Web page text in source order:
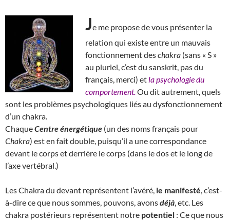
Je me propose de vous présenter la
relation qui existe entre un mauvais
fonctionnement deschakra (sans « S »
au pluriel, c’est du sanskrit, pas du
français, merci) et la psychologie du
comportement. Ou dit autrement, quels
sont les problèmes psychologiques liés au dysfonctionnement
d’un chakra.
ChaqueCentre énergétique (un des noms français pour
Chakra) est en fait double, puisqu’il a une correspondance
devant le corps et derrière le corps (dans le dos et le long de
l’axe vertébral.)
Les Chakra du devant représentent l’avéré, le manifesté , c’est-
à-dire ce que nous sommes, pouvons, avonsdéjà , etc. Les
chakra postérieurs représentent notre potentiel : Ce que nous